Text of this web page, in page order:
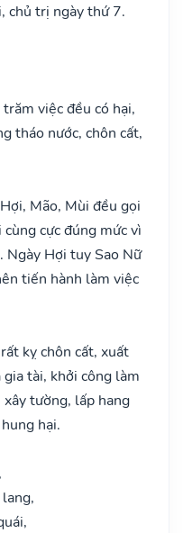
chủ trị ngày thứ 7.
việc đều có hại,
tháo nước, chôn cất,
Mão, Mùi đều gọi
cực đúng mức vì
Ngày Hợi tuy Sao Nữ
tiến hành làm việc
kỵ chôn cất, xuất
tài, khởi công làm
tường, lấp hang
hại.